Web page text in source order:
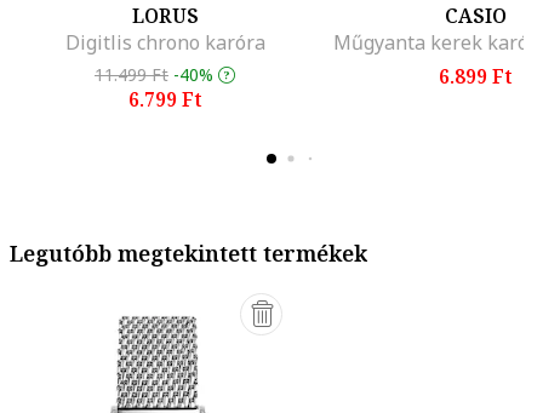
LORUS
Digitlis chrono karóra
11.499 Ft -40%
6.799 Ft
CASIO
Műgyanta kerek
6.899 Ft
Legutóbb megtekintett termékek